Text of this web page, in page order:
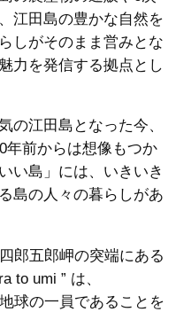
江田島の豊かな自然を
しがそのまま営みとな
力を発信する拠点とし
の江田島となった今、
年前からは想像もつか
い島」には、いきいき
島の人々の暮らしがあ
郎五郎岬の突端にある
to umi ” は、
球の一員であることを